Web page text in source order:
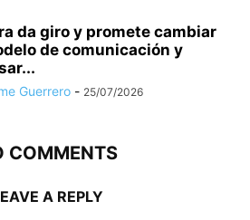
da giro y promete cambiar
de comunicación y
Guerrero - 25/07/2026
COMMENTS
A REPLY